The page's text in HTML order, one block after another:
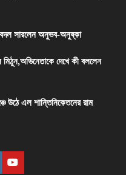
বদল সারলেন অনুভব-অনুষ্কা
মিঠুন,অভিনেতাকে দেখে কী বললেন
উঠে এল শান্তিনিকেতনের রাম